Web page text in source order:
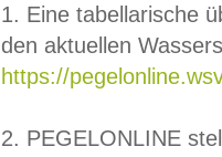
1. Eine tabellarische
den aktuellen
https://
2. PEGELONLINE